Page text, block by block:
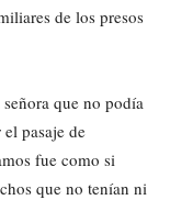
de los presos
que no podía
pasaje de
fue como si
que no tenían ni